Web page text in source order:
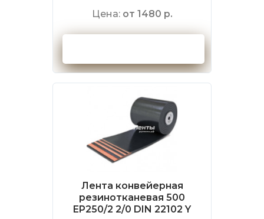
Цена: от 1480 р.
Лента конвейерная
резинотканевая 500
EP250/2 2/0 DIN 22102 Y